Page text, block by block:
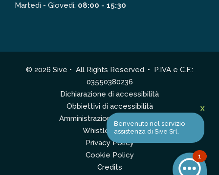
Martedì - Giovedì: 08:00 - 15:30
© 2026 Sive • All Rights Reserved. • P.IVA e C.F.:
03550380236
Dichiarazione di accessibilità
Obbiettivi di accessibilità
Amministrazione Trasparente
Whistleblowing
Privacy Policy
Cookie Policy
Credits
1
X
Benvenuto nel servizio
assistenza di Sive Srl.